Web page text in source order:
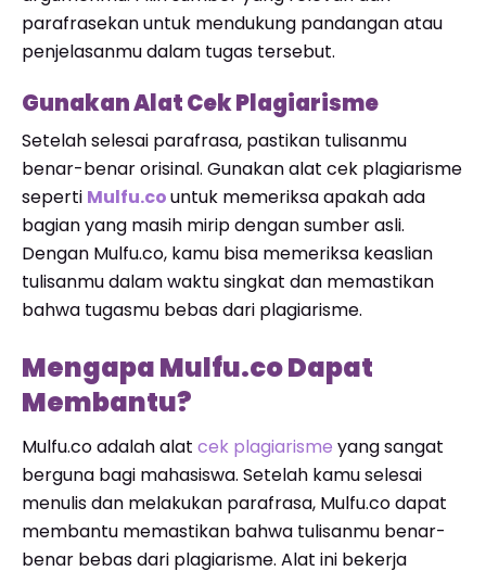
parafrasekan untuk mendukung pandangan atau
penjelasanmu dalam tugas tersebut.
Gunakan Alat Cek Plagiarisme
Setelah selesai parafrasa, pastikan tulisanmu
benar-benar orisinal. Gunakan alat cek plagiarisme
seperti Mulfu.countuk memeriksa apakah ada
bagian yang masih mirip dengan sumber asli.
Dengan Mulfu.co, kamu bisa memeriksa keaslian
tulisanmu dalam waktu singkat dan memastikan
bahwa tugasmu bebas dari plagiarisme.
Mengapa Mulfu.co Dapat
Membantu?
Mulfu.co adalah alat cek plagiarisme yang sangat
berguna bagi mahasiswa. Setelah kamu selesai
menulis dan melakukan parafrasa, Mulfu.co dapat
membantu memastikan bahwa tulisanmu benar-
benar bebas dari plagiarisme. Alat ini bekerja